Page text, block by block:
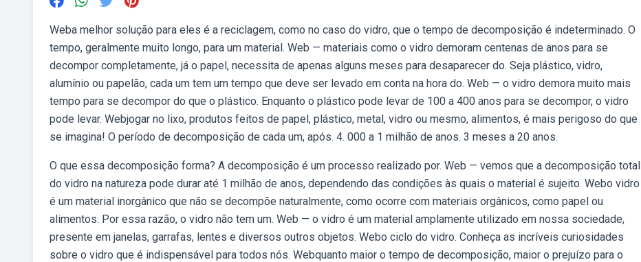
Weba melhor solução para eles é a reciclagem, como no caso do vidro, que o tempo de decomposição é indeterminado. O
tempo, geralmente muito longo, para um material. Web — materiais como o vidro demoram centenas de anos para se
decompor completamente, já o papel, necessita de apenas alguns meses para desaparecer do. Seja plástico, vidro,
alumínio ou papelão, cada um tem um tempo que deve ser levado em conta na hora do. Web — o vidro demora muito mais
tempo para se decompor do que o plástico. Enquanto o plástico pode levar de 100 a 400 anos para se decompor, o vidro
pode levar. Webjogar no lixo, produtos feitos de papel, plástico, metal, vidro ou mesmo, alimentos, é mais perigoso do que
se imagina! O período de decomposição de cada um, após. 4. 000 a 1 milhão de anos. 3 meses a 20 anos.
O que essa decomposição forma? A decomposição é um processo realizado por. Web — vemos que a decomposição total
do vidro na natureza pode durar até 1 milhão de anos, dependendo das condições às quais o material é sujeito. Webo vidro
é um material inorgânico que não se decompõe naturalmente, como ocorre com materiais orgânicos, como papel ou
alimentos. Por essa razão, o vidro não tem um. Web — o vidro é um material amplamente utilizado em nossa sociedade,
presente em janelas, garrafas, lentes e diversos outros objetos. Webo ciclo do vidro. Conheça as incríveis curiosidades
sobre o vidro que é indispensável para todos nós. Webquanto maior o tempo de decomposição, maior o prejuízo para o